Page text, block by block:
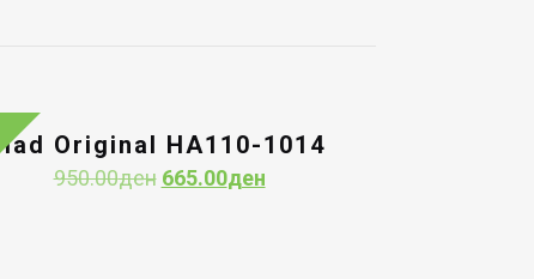
Had Original HA110-1014
950.00ден Original
665.00денCurrent